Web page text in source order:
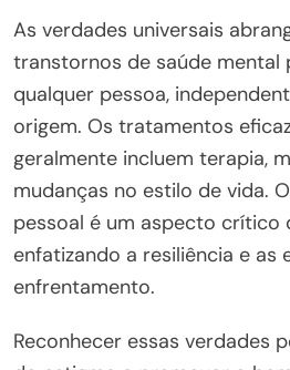
As verdades universais
transtornos de saúde mental
qualquer pessoa,
origem. Os tratamentos
geralmente incluem terapia,
mudanças no estilo de vida.
pessoal é um aspecto crítico
enfatizando a resiliência e as
enfrentamento.
Reconhecer essas verdades